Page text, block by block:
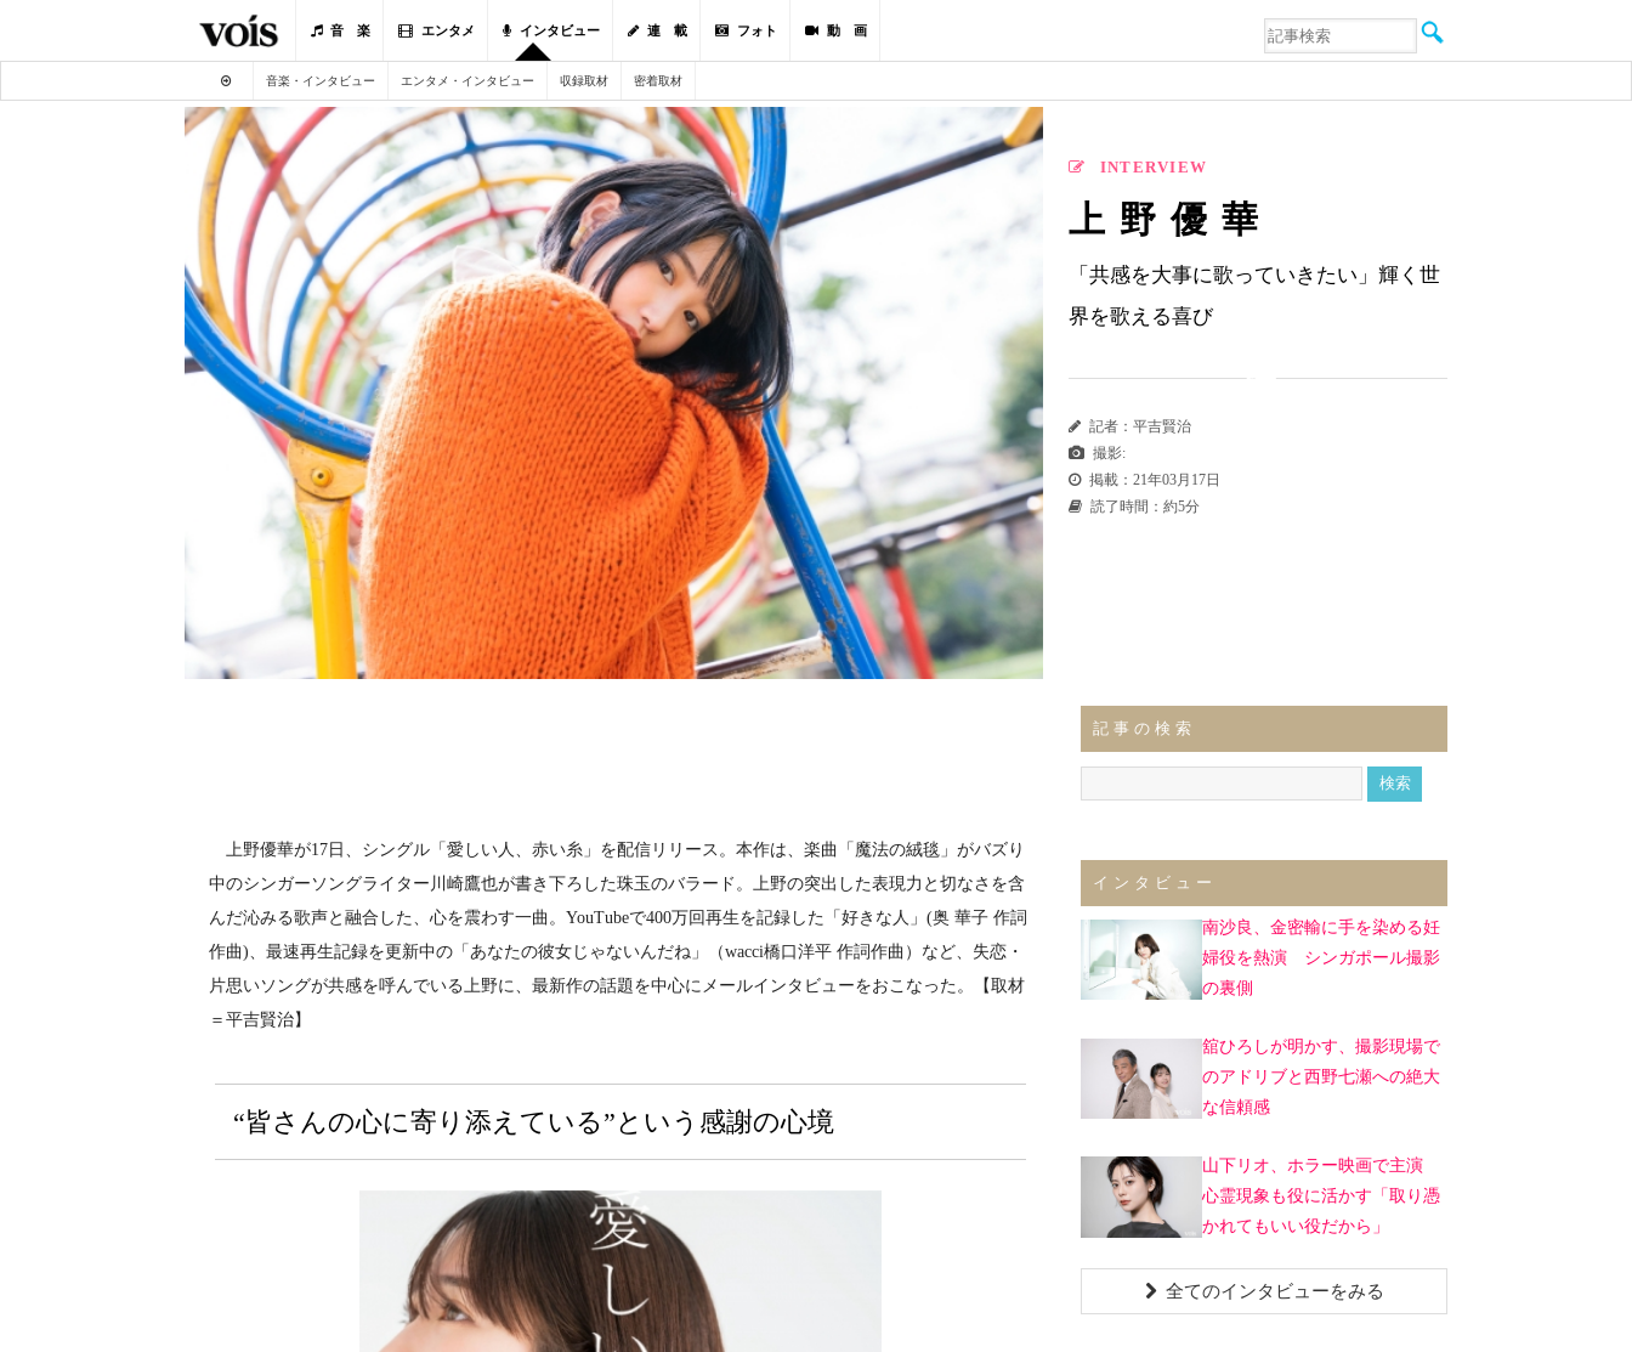
音 楽 エンタメ インタビュー 連 載 フォト 動 画
音楽
エンタメ
音楽・インタビュー エンタメ・インタビュー 収録取材 密着取材
INTERVIEW
上野優華
「共感を大事に歌っていきたい」輝く世
界を歌える喜び
記者：平吉賢治
撮影:
掲載：21年03月17日
読了時間：約5分
上野優華が17日、シングル「愛しい人、赤い糸」を配信リリース。本作は、楽曲「魔法の絨毯」がバズり
中のシンガーソングライター川崎鷹也が書き下ろした珠玉のバラード。上野の突出した表現力と切なさを含
んだ沁みる歌声と融合した、心を震わす一曲。YouTubeで400万回再生を記録した「好きな人」(奥 華子 作詞
作曲)、最速再生記録を更新中の「あなたの彼女じゃないんだね」（wacci橋口洋平 作詞作曲）など、失恋・
片思いソングが共感を呼んでいる上野に、最新作の話題を中心にメールインタビューをおこなった。【取材
＝平吉賢治】
“皆さんの心に寄り添えている”という感謝の心境
記事の検索
インタビュー
南沙良、金密輸に手を染める妊
婦役を熱演 シンガポール撮影
の裏側
舘ひろしが明かす、撮影現場で
のアドリブと西野七瀬への絶大
な信頼感
山下リオ、ホラー映画で主演
心霊現象も役に活かす「取り憑
かれてもいい役だから」
全てのインタビューをみる